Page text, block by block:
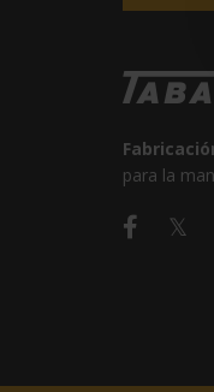
para la